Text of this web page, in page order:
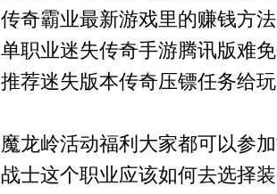
传奇霸业最新游戏里的赚钱方法
单职业迷失传奇手游腾讯版难
推荐迷失版本传奇压镖任务给
魔龙岭活动福利大家都可以参
战士这个职业应该如何去选择